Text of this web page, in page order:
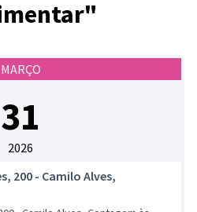
MARÇO
31
2026
200 - Camilo Alves,